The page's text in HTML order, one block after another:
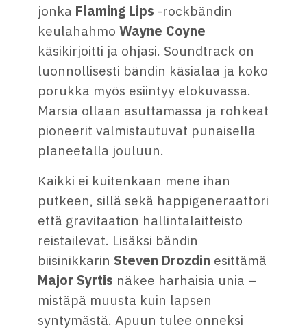
jonka Flaming Lips -rockbändin
keulahahmo Wayne Coyne
käsikirjoitti ja ohjasi. Soundtrack on
luonnollisesti bändin käsialaa ja koko
porukka myös esiintyy elokuvassa.
Marsia ollaan asuttamassa ja rohkeat
pioneerit valmistautuvat punaisella
planeetalla jouluun.
Kaikki ei kuitenkaan mene ihan
putkeen, sillä sekä happigeneraattori
että gravitaation hallintalaitteisto
reistailevat. Lisäksi bändin
biisinikkarin Steven Drozdin esittämä
Major Syrtis näkee harhaisia unia –
mistäpä muusta kuin lapsen
syntymästä. Apuun tulee onneksi